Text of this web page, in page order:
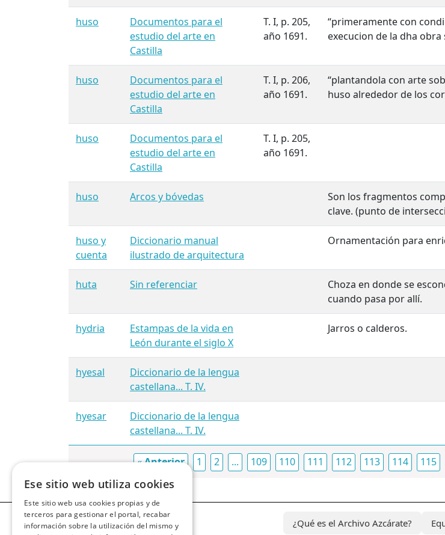
huso
Documentos para el
estudio del arte en
Castilla
T. I, p. 205,
año 1691.
“primeramente con
execucion de la dha
huso
Documentos para el
estudio del arte en
Castilla
T. I, p. 206,
año 1691.
“plantandola con arte
huso alrededor de los
huso
Documentos para el
estudio del arte en
Castilla
T. I, p. 205,
año 1691.
huso Arcos y bóvedas
Son los fragmentos
clave. (punto de
huso y
cuenta
Diccionario manual
ilustrado de arquitectura
Ornamentación para
huta Sin referenciar
Choza en donde se
cuando pasa por allí.
hydria
Estampas de la vida en
León durante el siglo X
Jarros o calderos.
hyesal
Diccionario de la lengua
castellana... T. IV.
hyesar
Diccionario de la lengua
castellana... T. IV.
«Anterior 1 2 ... 109 110 111 112 113 114 115
¿Qué es el Archivo Azcárate?
Ese sitio web utiliza cookies
Este sitio web usa cookies propias y de
terceros para gestionar el portal, recabar
información sobre la utilización del mismo y